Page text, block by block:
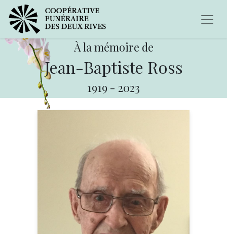
À la mémoire de
Jean-Baptiste Ross
1919 - 2023